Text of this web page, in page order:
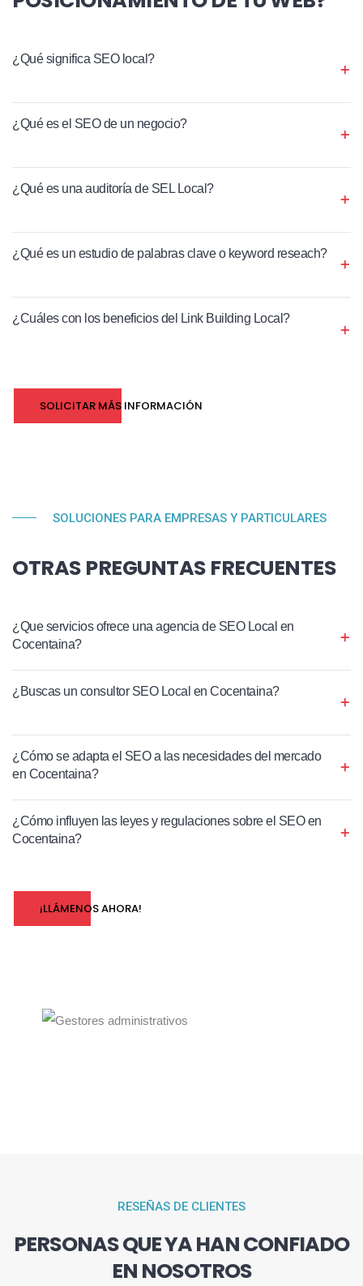
¿Qué significa SEO local?
¿Qué es el SEO de un negocio?
¿Qué es una auditoría de SEL Local?
¿Qué es un estudio de palabras clave o keyword reseach?
¿Cuáles con los beneficios del Link Building Local?
SOLICITAR MÁS INFORMACIÓN
SOLUCIONES PARA EMPRESAS Y PARTICULARES
OTRAS PREGUNTAS FRECUENTES
¿Que servicios ofrece una agencia de SEO Local en
Cocentaina?
¿Buscas un consultor SEO Local en Cocentaina?
¿Cómo se adapta el SEO a las necesidades del mercado
en Cocentaina?
¿Cómo influyen las leyes y regulaciones sobre el SEO en
Cocentaina?
¡LLÁMENOS AHORA!
RESEÑAS DE CLIENTES
PERSONAS QUE YA HAN CONFIADO
EN NOSOTROS